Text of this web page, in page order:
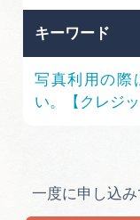
運営組織
広告掲載
キーワード
写真利用の際
い。【クレジ
一度に申し込み